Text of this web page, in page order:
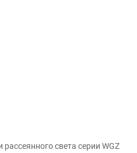
света серии WGZ